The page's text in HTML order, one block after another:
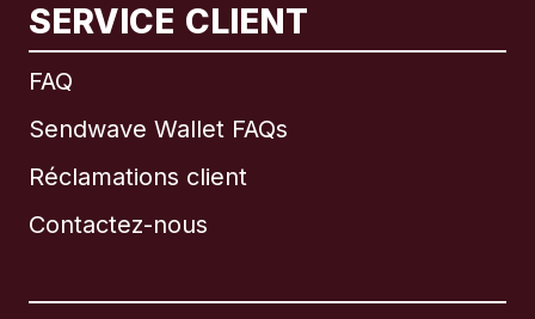
SERVICE CLIENT
FAQ
Sendwave Wallet FAQs
Réclamations client
Contactez-nous
International English
Brésil